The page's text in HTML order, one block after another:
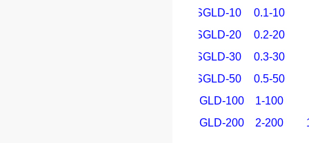
SGLD-10
0.1-10
SGLD-20
0.2-20
SGLD-30
0.3-30
SGLD-50
0.5-50
SGLD-100
1-100
SGLD-200
2-200